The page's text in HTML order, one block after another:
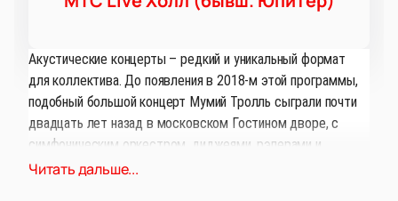
Акустические концерты – редкий и уникальный формат
для коллектива. До появления в 2018-м этой программы,
подобный большой концерт Мумий Тролль сыграли почти
двадцать лет назад в московском Гостином дворе, с
симфоническим оркестром, диджеями, рэперами и
танцевальным коллективом.
Читать дальше...